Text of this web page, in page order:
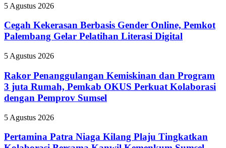
Fathul
Siap
Tampil
Ikonik
Cegah
Berbasis
Gender
Online,
Palembang
Pelatihan
Literasi
Digital
5 Agustus 2026
Cegah Kekerasan Berbasis Gender Online, Pemkot
Palembang Gelar Pelatihan Literasi Digital
Rakor
Kemiskinan
dan
Program
3
Rumah,
OKUS
5 Agustus 2026
Rakor Penanggulangan Kemiskinan dan Program
3 juta Rumah, Pemkab OKUS Perkuat Kolaborasi
dengan Pemprov Sumsel
Pertamina
Niaga
Kilang
5 Agustus 2026
Pertamina Patra Niaga Kilang Plaju Tingkatkan